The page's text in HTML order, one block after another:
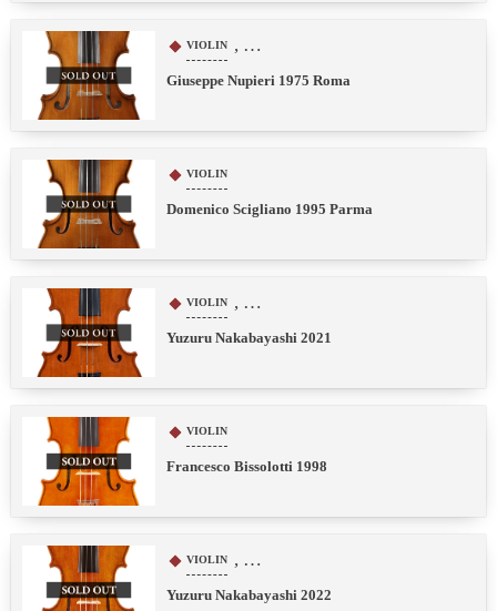
VIOLIN , …
Giuseppe Nupieri 1975 Roma
VIOLIN
Domenico Scigliano 1995 Parma
VIOLIN , …
Yuzuru Nakabayashi 2021
VIOLIN
Francesco Bissolotti 1998
VIOLIN , …
Yuzuru Nakabayashi 2022